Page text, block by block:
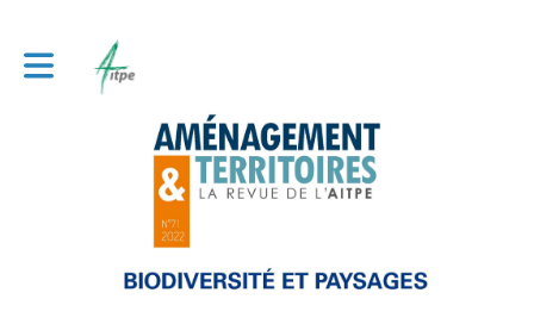
Toggle main navigation